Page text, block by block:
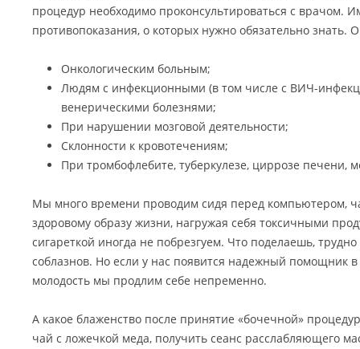
процедур необходимо проконсультироваться с врачом.
противопоказания, о которых нужно обязательно знать.
Онкологическим больным;
Людям с инфекционными (в том числе с ВИЧ-
венерическими болезнями;
При нарушении мозговой деятельности;
Склонности к кровотечениям;
При тромбофлебите, туберкулезе, циррозе печени,
Мы много времени проводим сидя перед компьютером,
здоровому образу жизни, нагружая себя токсичными
сигареткой иногда не побрезгуем. Что поделаешь, трудно
соблазнов. Но если у нас появится надежный помощник
молодость мы продлим себе непременно.
А какое блаженство после принятие «бочечной»
чай с ложечкой меда, получить сеанс расслабляющего